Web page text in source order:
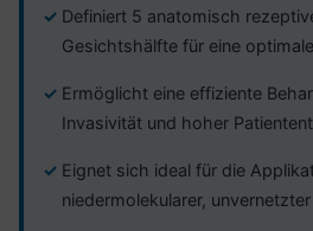
Definiert 5 anatomisch
Gesichtshälfte für eine
Ermöglicht eine effiziente
Invasivität und hoher
Eignet sich ideal für die
niedermolekularer,